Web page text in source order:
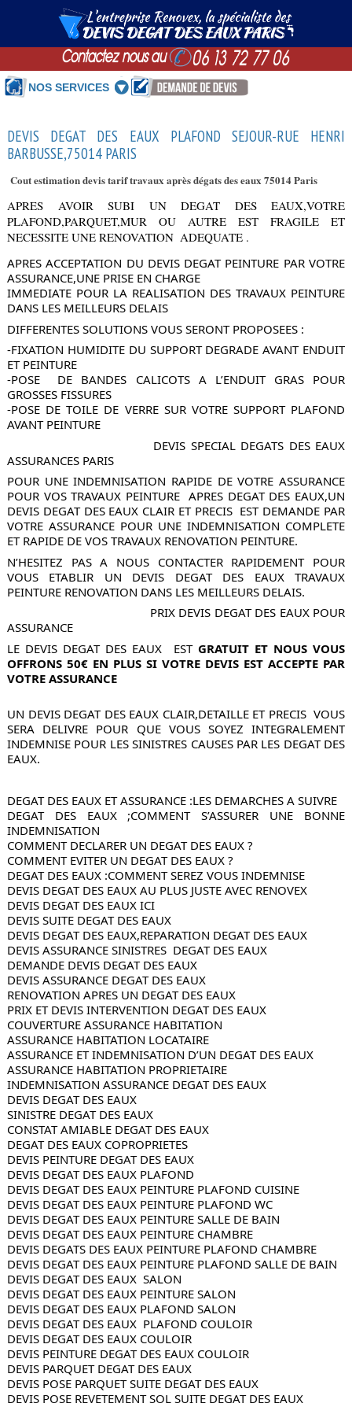
NOS SERVICES
DEVIS DEGAT DES EAUX PLAFOND SEJOUR-RUE HENRI
BARBUSSE,75014 PARIS
Cout estimation devis tarif travaux après dégats des eaux 75014 Paris
APRES AVOIR SUBI UN DEGAT DES EAUX,VOTRE
PLAFOND,PARQUET,MUR OU AUTRE EST FRAGILE ET
NECESSITE UNE RENOVATION  ADEQUATE .
APRES ACCEPTATION DU DEVIS DEGAT PEINTURE PAR VOTRE
ASSURANCE,UNE PRISE EN CHARGE
IMMEDIATE POUR LA REALISATION DES TRAVAUX PEINTURE
DANS LES MEILLEURS DELAIS
DIFFERENTES SOLUTIONS VOUS SERONT PROPOSEES :
-FIXATION HUMIDITE DU SUPPORT DEGRADE AVANT ENDUIT
ET PEINTURE
-POSE  DE BANDES CALICOTS A L’ENDUIT GRAS POUR
GROSSES FISSURES
-POSE DE TOILE DE VERRE SUR VOTRE SUPPORT PLAFOND
AVANT PEINTURE
ASSURANCES PARIS
POUR UNE INDEMNISATION RAPIDE DE VOTRE ASSURANCE
POUR VOS TRAVAUX PEINTURE  APRES DEGAT DES EAUX,UN
DEVIS DEGAT DES EAUX CLAIR ET PRECIS  EST DEMANDE PAR
VOTRE ASSURANCE POUR UNE INDEMNISATION COMPLETE
ET RAPIDE DE VOS TRAVAUX RENOVATION PEINTURE.
N’HESITEZ PAS A NOUS CONTACTER RAPIDEMENT POUR
VOUS ETABLIR UN DEVIS DEGAT DES EAUX TRAVAUX
PEINTURE RENOVATION DANS LES MEILLEURS DELAIS.
ASSURANCE
LE DEVIS DEGAT DES EAUX  EST GRATUIT ET NOUS VOUS
OFFRONS 50€ EN PLUS SI VOTRE DEVIS EST ACCEPTE PAR
VOTRE ASSURANCE
UN DEVIS DEGAT DES EAUX CLAIR,DETAILLE ET PRECIS  VOUS
SERA DELIVRE POUR QUE VOUS SOYEZ INTEGRALEMENT
INDEMNISE POUR LES SINISTRES CAUSES PAR LES DEGAT DES
EAUX.
DEGAT DES EAUX ET ASSURANCE :LES DEMARCHES A SUIVRE
DEGAT DES EAUX ;COMMENT S’ASSURER UNE BONNE
INDEMNISATION
COMMENT DECLARER UN DEGAT DES EAUX ?
COMMENT EVITER UN DEGAT DES EAUX ?
DEGAT DES EAUX :COMMENT SEREZ VOUS INDEMNISE
DEVIS DEGAT DES EAUX AU PLUS JUSTE AVEC RENOVEX
DEVIS DEGAT DES EAUX ICI
DEVIS SUITE DEGAT DES EAUX
DEVIS DEGAT DES EAUX,REPARATION DEGAT DES EAUX
DEVIS ASSURANCE SINISTRES  DEGAT DES EAUX
DEMANDE DEVIS DEGAT DES EAUX
DEVIS ASSURANCE DEGAT DES EAUX
RENOVATION APRES UN DEGAT DES EAUX
PRIX ET DEVIS INTERVENTION DEGAT DES EAUX
COUVERTURE ASSURANCE HABITATION
ASSURANCE HABITATION LOCATAIRE
ASSURANCE ET INDEMNISATION D’UN DEGAT DES EAUX
ASSURANCE HABITATION PROPRIETAIRE
INDEMNISATION ASSURANCE DEGAT DES EAUX
DEVIS DEGAT DES EAUX
SINISTRE DEGAT DES EAUX
CONSTAT AMIABLE DEGAT DES EAUX
DEGAT DES EAUX COPROPRIETES
DEVIS PEINTURE DEGAT DES EAUX
DEVIS DEGAT DES EAUX PLAFOND
DEVIS DEGAT DES EAUX PEINTURE PLAFOND CUISINE
DEVIS DEGAT DES EAUX PEINTURE PLAFOND WC
DEVIS DEGAT DES EAUX PEINTURE SALLE DE BAIN
DEVIS DEGAT DES EAUX PEINTURE CHAMBRE
DEVIS DEGATS DES EAUX PEINTURE PLAFOND CHAMBRE
DEVIS DEGAT DES EAUX PEINTURE PLAFOND SALLE DE BAIN
DEVIS DEGAT DES EAUX  SALON
DEVIS DEGAT DES EAUX PEINTURE SALON
DEVIS DEGAT DES EAUX PLAFOND SALON
DEVIS DEGAT DES EAUX  PLAFOND COULOIR
DEVIS DEGAT DES EAUX COULOIR
DEVIS PEINTURE DEGAT DES EAUX COULOIR
DEVIS PARQUET DEGAT DES EAUX
DEVIS POSE PARQUET SUITE DEGAT DES EAUX
DEVIS POSE REVETEMENT SOL SUITE DEGAT DES EAUX